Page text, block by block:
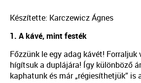
Készítette: Karczewicz Ágnes
1. A kávé, mint festék
Főzzünk le egy adag kávét! Forraljuk
hígítsuk a duplájára! Így különböző
kaphatunk és már „régiesíthetjük” is